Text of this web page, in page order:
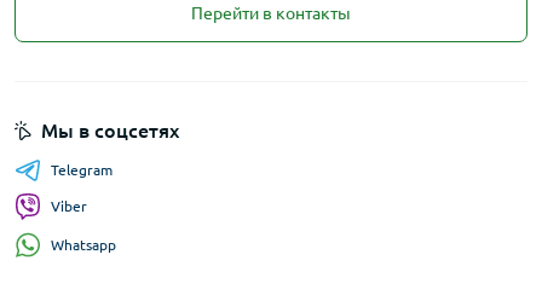
Перейти в контакты
Мы в соцсетях
Telegram
Viber
Whatsapp